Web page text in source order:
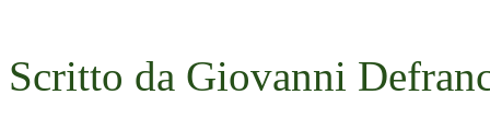
Scritto da Giovanni